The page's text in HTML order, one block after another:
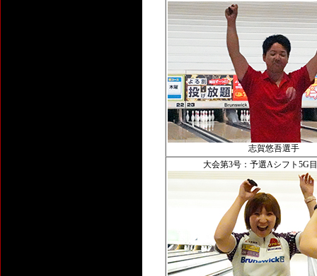
志賀悠吾選手
大会第3号：予選Aシフト5G